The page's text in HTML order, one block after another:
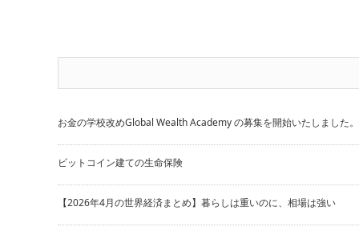
お金の学校改めGlobal Wealth Academy の募集を開始いたしました。
ビットコイン建ての生命保険
【2026年4月の世界経済まとめ】暮らしは重いのに、相場は強い